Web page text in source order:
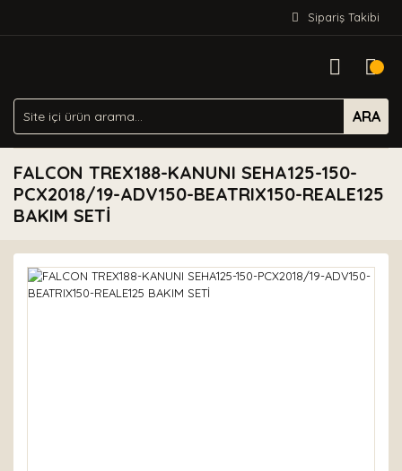
Sipariş Takibi
ARA
FALCON TREX188-KANUNI SEHA125-150-
PCX2018/19-ADV150-BEATRIX150-REALE125
BAKIM SETİ